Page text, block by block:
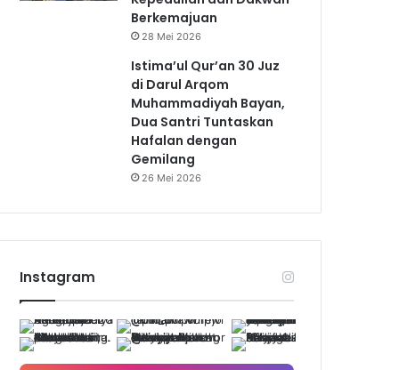
Berkemajuan
28 Mei 2026
Istima’ul Qur’an 30 Juz
di Darul Arqom
Muhammadiyah Bayan,
Dua Santri Tuntaskan
Hafalan dengan
Gemilang
26 Mei 2026
Instagram